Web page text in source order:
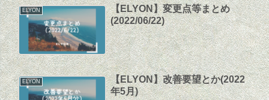
ELYON
【ELYON】変更点等まとめ
(2022/06/22)
ELYON
【ELYON】改善要望とか(2022
年5月)